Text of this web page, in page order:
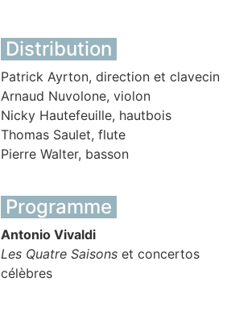
Distribution
Patrick Ayrton, direction et clavecin
Arnaud Nuvolone, violon
Nicky Hautefeuille, hautbois
Thomas Saulet, flute
Pierre Walter, basson
Programme
Antonio Vivaldi
Les Quatre Saisons et concertos
célèbres